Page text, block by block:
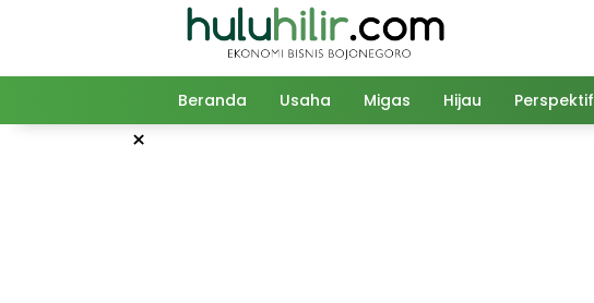
Beranda Usaha Migas Hijau Perspektif
×